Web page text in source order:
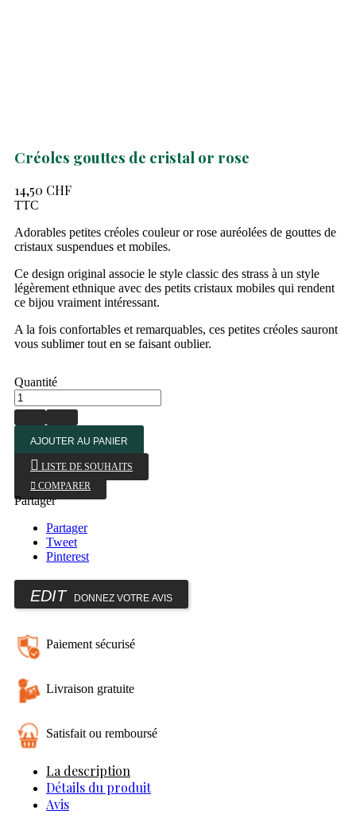
Créoles gouttes de cristal or rose
14,50 CHF
TTC
Adorables petites créoles couleur or rose auréolées de gouttes de
cristaux suspendues et mobiles.
Ce design original associe le style classic des strass à un style
légèrement ethnique avec des petits cristaux mobiles qui rendent
ce bijou vraiment intéressant.
A la fois confortables et remarquables, ces petites créoles sauront
vous sublimer tout en se faisant oublier.
Quantité
AJOUTER AU PANIER
LISTE DE SOUHAITS
 COMPARER
Partager
Partager
Tweet
Pinterest
DONNEZ VOTRE AVIS
Paiement sécurisé
Livraison gratuite
Satisfait ou remboursé
La description
Détails du produit
Avis